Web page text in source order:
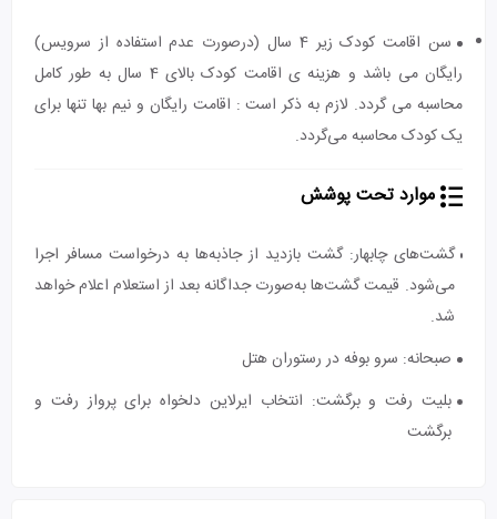
سن اقامت کودک زیر 4 سال (درصورت عدم استفاده از سرویس)
رایگان می باشد و هزینه ی اقامت کودک بالای 4 سال به طور کامل
محاسبه می گردد. لازم به ذکر است : اقامت رایگان و نیم بها تنها برای
یک کودک محاسبه می‌گردد.
موارد تحت پوشش
گشت‌های چابهار: گشت بازدید از جاذبه‌ها به درخواست مسافر اجرا
می‌شود. قیمت گشت‌ها به‌صورت جداگانه بعد از استعلام اعلام خواهد
شد.
صبحانه: سرو بوفه در رستوران هتل
بلیت رفت و برگشت: انتخاب ایرلاین دلخواه برای پرواز رفت و
برگشت